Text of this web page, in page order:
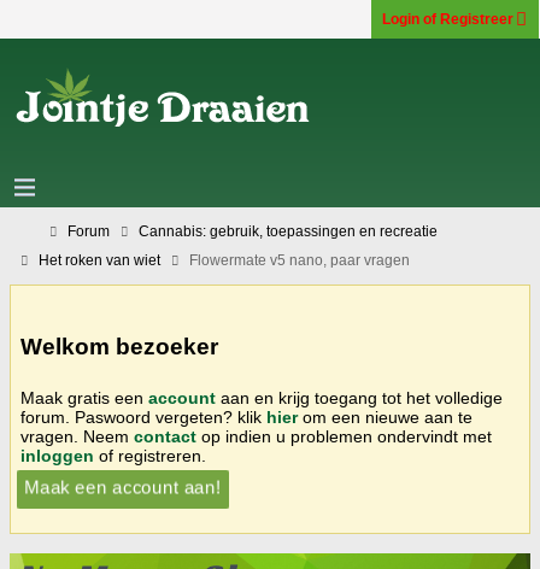
Login of Registreer
Forum
Cannabis: gebruik, toepassingen en recreatie
Het roken van wiet
Flowermate v5 nano, paar vragen
Welkom bezoeker
Maak gratis een account aan en krijg toegang tot het volledige
forum. Paswoord vergeten? klik hierom een nieuwe aan te
vragen. Neem contact op indien u problemen ondervindt met
inloggen of registreren.
Maak een account aan!